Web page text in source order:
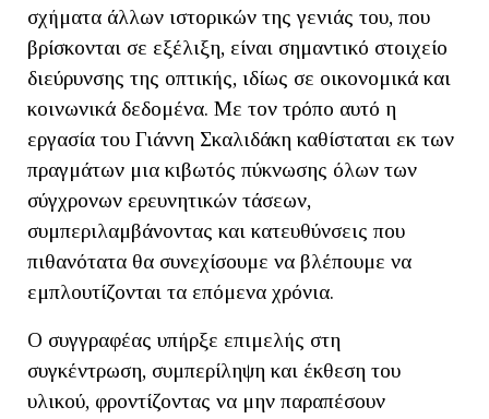
σχήματα άλλων ιστορικών της γενιάς του, που
βρίσκονται σε εξέλιξη, είναι σημαντικό στοιχείο
διεύρυνσης της οπτικής, ιδίως σε οικονομικά και
κοινωνικά δεδομένα. Με τον τρόπο αυτό η
εργασία του Γιάννη Σκαλιδάκη καθίσταται εκ των
πραγμάτων μια κιβωτός πύκνωσης όλων των
σύγχρονων ερευνητικών τάσεων,
συμπεριλαμβάνοντας και κατευθύνσεις που
πιθανότατα θα συνεχίσουμε να βλέπουμε να
εμπλουτίζονται τα επόμενα χρόνια.
Ο συγγραφέας υπήρξε επιμελής στη
συγκέντρωση, συμπερίληψη και έκθεση του
υλικού, φροντίζοντας να μην παραπέσουν